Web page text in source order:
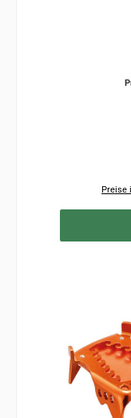
Preise